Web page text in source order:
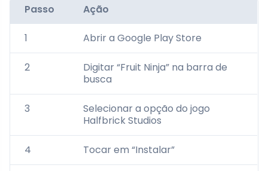
Passo Ação
1 Abrir a Google Play Store
2
Digitar “Fruit Ninja” na barra de
busca
3
Selecionar a opção do jogo
Halfbrick Studios
4 Tocar em “Instalar”